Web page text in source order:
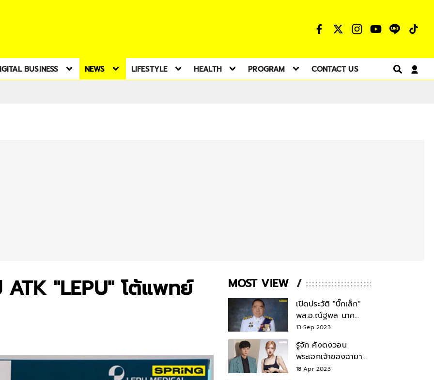
BUSINESS NEWS LIFESTYLE HEALTH PROGRAM CONTACT US
"LEPU" โต้แพทย์ MOST VIEW
เปิดประวัติ "บิ๊กเล็ก"
พล.อ.ณัฐพล นาค
พาณิชย์ จากเลขาฯ
สมช.-เลขาฯ
รมว.กลาโหม
13 Sep 2023
รู้จัก คังดงวอน
พระเอกเจ้าของฉายา
สมบัติแห่งชาติ หลังมี
18 Apr 2023